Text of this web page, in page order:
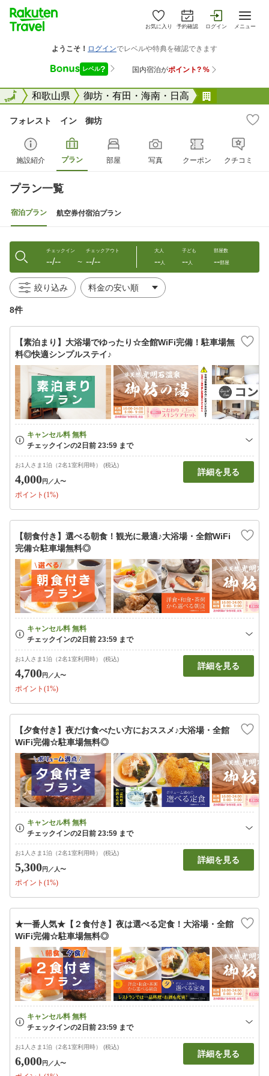
お気に入り 予約確認 ログイン メニュー
全国和歌山県 御坊・有田・海南・日高
全国
フォレスト イン 御坊
施設紹介 プラン 部屋 写真 クーポン クチコミ
プラン一覧
宿泊プラン 航空券付宿泊プラン
チェックイン
--/-- 〜
チェックアウト
--/--
大人
--人
子ども
--人
部屋数
--部屋
絞り込み
8件
【素泊まり】大浴場でゆったり☆全館WiFi完備！駐車場無
料◎快適シンプルステイ♪
お1人さま1泊（2名1室利用時） (税込)
4,000円 ／人〜
ポイント(1%)
詳細を見る
【朝食付き】選べる朝食！観光に最適♪大浴場・全館WiFi
完備☆駐車場無料◎
お1人さま1泊（2名1室利用時） (税込)
4,700円 ／人〜
ポイント(1%)
詳細を見る
【夕食付き】夜だけ食べたい方におススメ♪大浴場・全館
WiFi完備☆駐車場無料◎
お1人さま1泊（2名1室利用時） (税込)
5,300円 ／人〜
ポイント(1%)
詳細を見る
★一番人気★【２食付き】夜は選べる定食！大浴場・全館
WiFi完備☆駐車場無料◎
お1人さま1泊（2名1室利用時） (税込)
6,000円 ／人〜
詳細を見る